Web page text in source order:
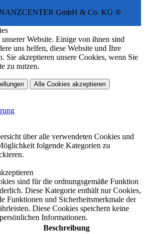
GmbH & Co. KG ®
Website. Einige von ihnen sind
uns helfen, diese Website und Ihre
Sie akzeptieren unsere Cookies, wenn Sie
zu nutzen.
Alle Cookies akzeptieren
über alle verwendeten Cookies und
folgende Kategorien zu
sind für die ordnungsgemäße Funktion
Diese Kategorie enthält nur Cookies,
Funktionen und Sicherheitsmerkmale der
Diese Cookies speichern keine
persönlichen Informationen.
Beschreibung